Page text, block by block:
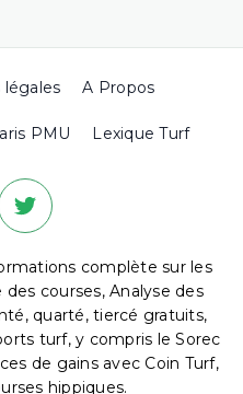
légales A Propos
PMU Lexique Turf
complète sur les
courses, Analyse des
quarté, tiercé gratuits,
turf, y compris le Sorec
de gains avec Coin Turf,
hippiques.